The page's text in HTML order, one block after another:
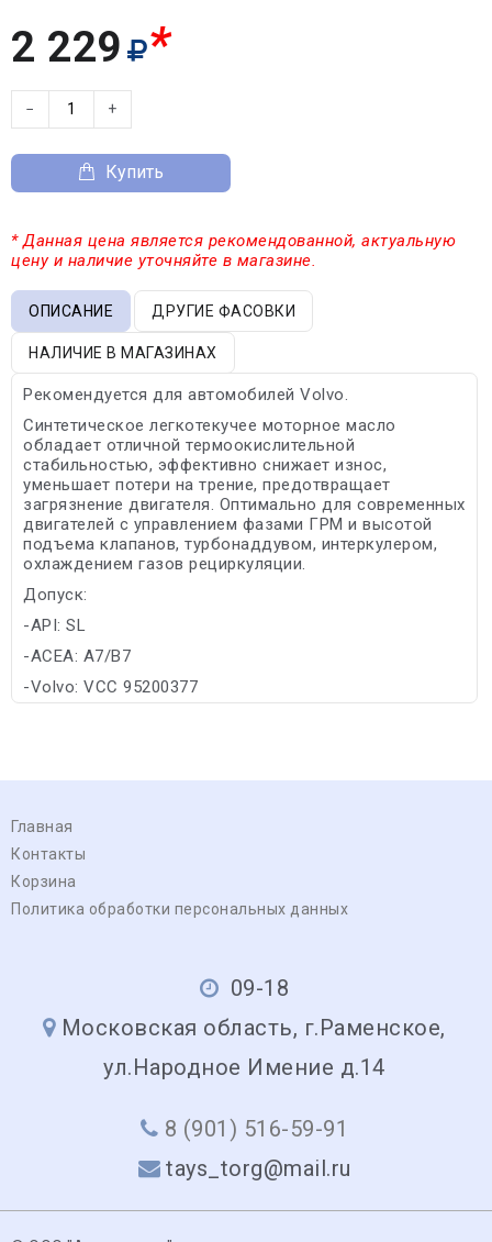
2 229 *
− +
Купить
* Данная цена является рекомендованной, актуальную
цену и наличие уточняйте в магазине.
ОПИСАНИЕ ДРУГИЕ ФАСОВКИ
НАЛИЧИЕ В МАГАЗИНАХ
Рекомендуется для автомобилей Volvo.
Синтетическое легкотекучее моторное масло
обладает отличной термоокислительной
стабильностью, эффективно снижает износ,
уменьшает потери на трение, предотвращает
загрязнение двигателя. Оптимально для современных
двигателей с управлением фазами ГРМ и высотой
подъема клапанов, турбонаддувом, интеркулером,
охлаждением газов рециркуляции.
Допуск:
-API: SL
-ACEA: A7/B7
-Volvo: VCC 95200377
Главная
Контакты
Корзина
Политика обработки персональных данных
09-18
Московская область, г.Раменское,
ул.Народное Имение д.14
8 (901) 516-59-91
tays_torg@mail.ru